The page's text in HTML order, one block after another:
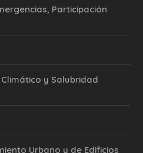
Participación
y Salubridad
Urbano y de Edificios